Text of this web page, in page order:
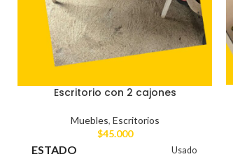
Escritorio con 2 cajones
Muebles, Escritorios
$45.000
ESTADO Usado